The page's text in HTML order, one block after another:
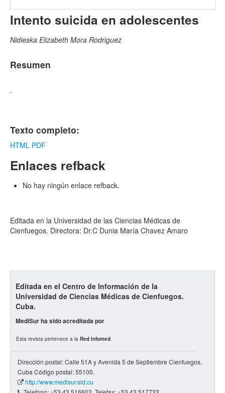
Intento suicida en adolescentes
Nidieska Elizabeth Mora Rodriguez
Resumen
.
Texto completo:
HTML PDF
Enlaces refback
No hay ningún enlace refback.
Editada en la Universidad de las Ciencias Médicas de
Cienfuegos. Directora: Dr.C Dunia María Chavez Amaro
Editada en el Centro de Información de la
Universidad de Ciencias Médicas de Cienfuegos.
Cuba.
MediSur ha sido acreditada por
Esta revista pertenece a la Red Infomed.
Dirección postal: Calle 51A y Avenida 5 de Septiembre Cienfuegos,
Cuba Código postal: 55100.
http://www.medisur.sld.cu